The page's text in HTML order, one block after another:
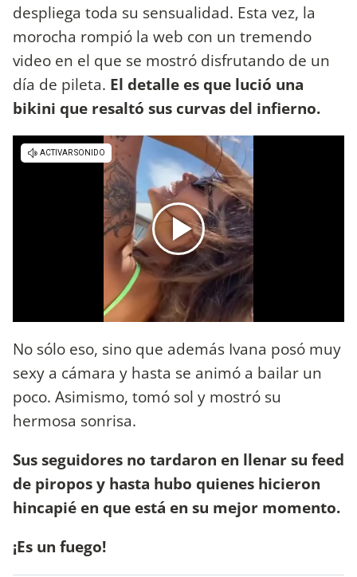
despliega toda su sensualidad. Esta vez, la
morocha rompió la web con un tremendo
video en el que se mostró disfrutando de un
día de pileta. El detalle es que lució una
bikini que resaltó sus curvas del infierno.
No sólo eso, sino que además Ivana posó muy
sexy a cámara y hasta se animó a bailar un
poco. Asimismo, tomó sol y mostró su
hermosa sonrisa.
Sus seguidores no tardaron en llenar su feed
de piropos y hasta hubo quienes hicieron
hincapié en que está en su mejor momento.
¡Es un fuego!